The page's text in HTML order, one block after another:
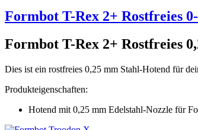
Formbot T-Rex 2+ Rostfreies
Formbot T-Rex 2+ Rostfreies
Dies ist ein rostfreies 0,25 mm Stahl-Hotend für
Produkteigenschaften:
Hotend mit 0,25 mm Edelstahl-Nozzle für